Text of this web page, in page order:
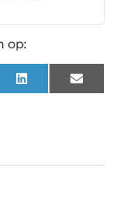
op:
LinkedIn Email